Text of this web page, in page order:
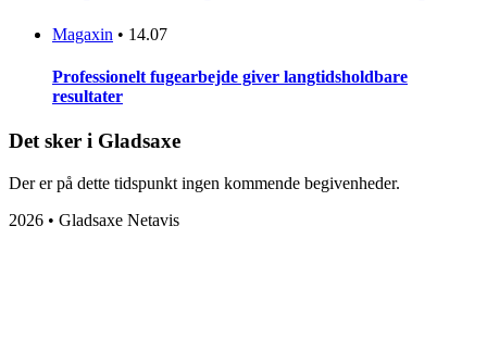
Magaxin • 14.07
Professionelt fugearbejde giver langtidsholdbare
resultater
Det sker i Gladsaxe
Der er på dette tidspunkt ingen kommende begivenheder.
2026 • Gladsaxe Netavis